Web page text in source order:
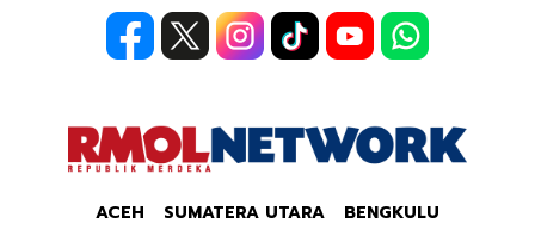
ACEH SUMATERA UTARA
BENGKULU